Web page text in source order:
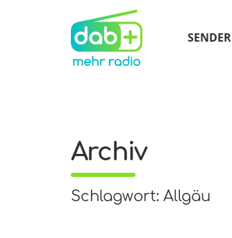
SENDER
Archiv
Schlagwort: Allgäu